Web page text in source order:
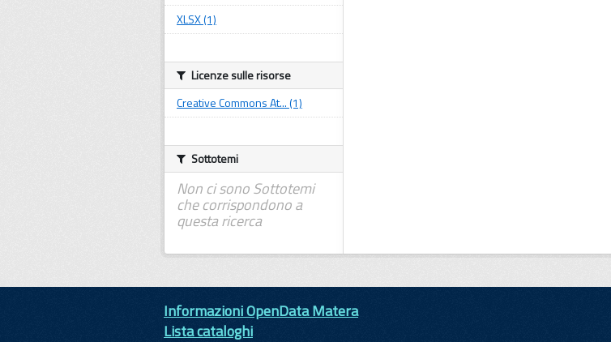
XLSX (1)
Licenze sulle risorse
Creative Commons At... (1)
Sottotemi
Non ci sono Sottotemi
che corrispondono a
questa ricerca
Informazioni OpenData Matera
Lista cataloghi